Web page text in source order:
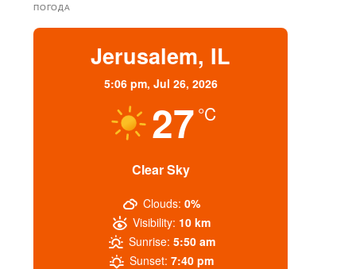
ПОГОДА
Jerusalem, IL
5:06 pm, Jul 26, 2026
27 °C
Clear Sky
Clouds: 0%
Visibility: 10 km
Sunrise: 5:50 am
Sunset: 7:40 pm